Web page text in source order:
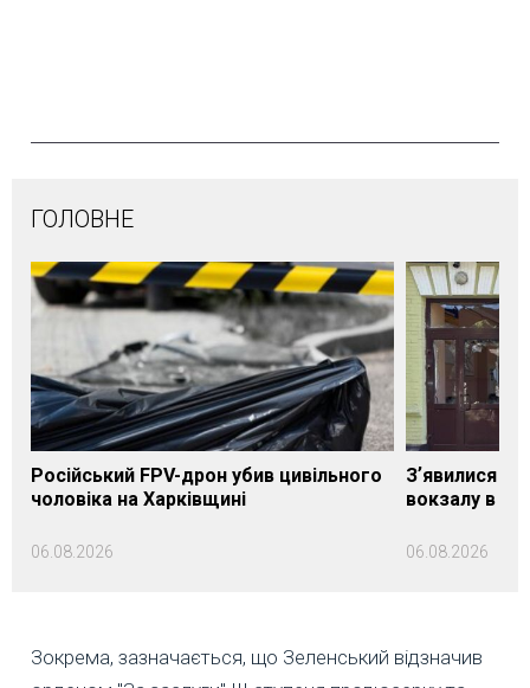
ГОЛОВНЕ
Російський FPV-дрон убив цивільного
чоловіка на Харківщині
06.08.2026
Зʼявилися
вокзалу в
06.08.2026
Зокрема, зазначається, що Зеленський відзначив